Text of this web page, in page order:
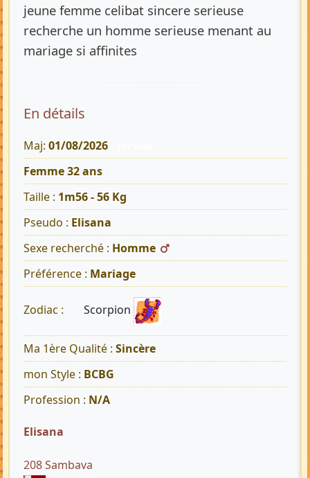
jeune femme celibat sincere serieuse
recherche un homme serieuse menant au
mariage si affinites
En détails
Maj: 01/08/2026
Femme 32 ans
Taille : 1m56 - 56 Kg
Pseudo : Elisana
Sexe recherché : Homme
Préférence : Mariage
Zodiac : Scorpion
Ma 1ère Qualité : Sincère
mon Style : BCBG
Profession : N/A
Elisana
208 Sambava